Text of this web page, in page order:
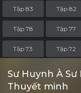
Tập 83 Tập 82
Tập 78 Tập 77
Tập 73 Tập 72
Tập 67
Tập 63 Tập 62
Sư Huynh À
Thuyết minh